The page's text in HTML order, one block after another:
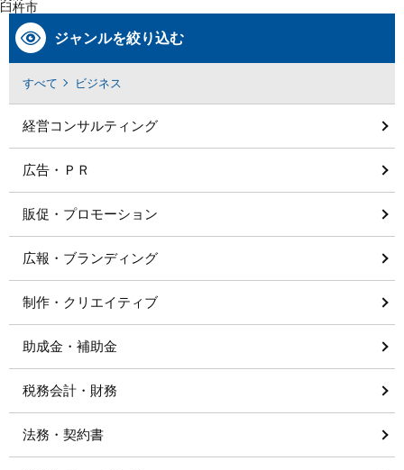
臼杵市
ジャンルを絞り込む
すべて ビジネス
経営コンサルティング
広告・ＰＲ
販促・プロモーション
広報・ブランディング
制作・クリエイティブ
助成金・補助金
税務会計・財務
法務・契約書